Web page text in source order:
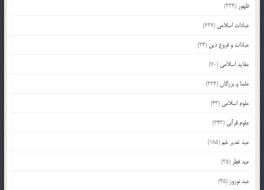
ظهور (334)
عبادات اسلامی (627)
عبادات و فروع دین (34)
عقاید اسلامی (70)
علما و بزرگان(224)
علوم اسلامی (43)
علوم قرآنی (343)
عید غدیر خم(185)
عید فطر (35)
عید نوروز (45)